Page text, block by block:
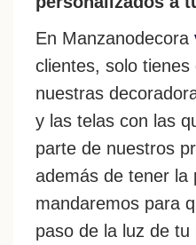
En Manzanodecora
clientes, solo
nuestras
y las telas con las
parte de nuestros
además de tener la
mandaremos para
paso de la luz de